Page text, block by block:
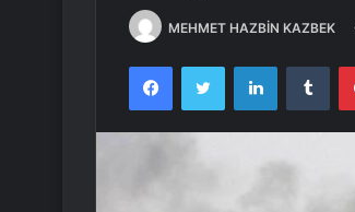
MEHMET HAZBİN KAZBEK
FacebookTwitter LinkedIn